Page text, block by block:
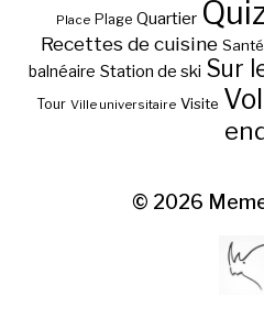
Place Plage Quartier
Recettes de cuisine Santé
balnéaire Station de ski Sur
Tour Ville universitaire Visite
© 2026